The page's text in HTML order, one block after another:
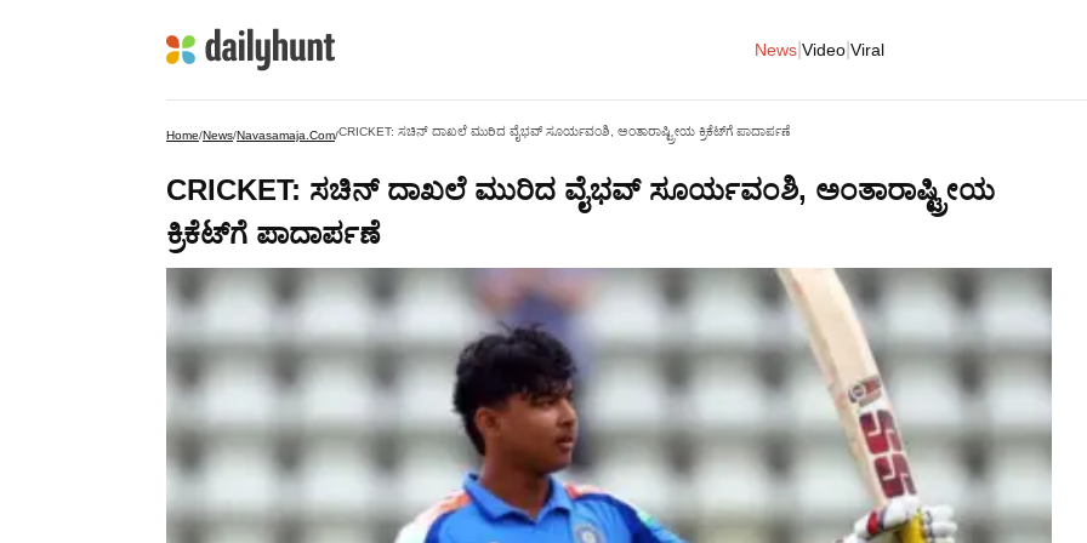
News Video Viral
Home/News/Navasamaja.com/CRICKET: ಸಚಿನ್ ದಾಖಲೆ ಮುರಿದ ವೈಭವ್ ಸೂರ್ಯವಂಶಿ, ಅಂತಾರಾಷ್ಟ್ರೀಯ ಕ್ರಿಕೆಟ್‌ಗೆ ಪಾದಾರ್ಪಣೆ
CRICKET: ಸಚಿನ್ ದಾಖಲೆ ಮುರಿದ ವೈಭವ್ ಸೂರ್ಯವಂಶಿ, ಅಂತಾರಾಷ್ಟ್ರೀಯ
ಕ್ರಿಕೆಟ್‌ಗೆ ಪಾದಾರ್ಪಣೆ